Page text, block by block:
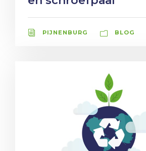
PIJNENBURG BLOG